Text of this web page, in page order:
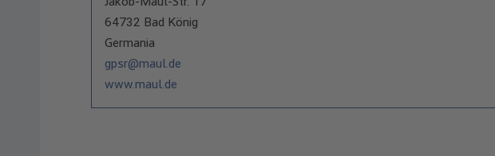
64732 Bad König
Germania
gpsr@maul.de
www.maul.de